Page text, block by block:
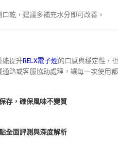
乾，建議多補充水分即可改善。
能提升RELX電子煙的口感與穩定性，
路或客服協助處理，讓每一次使用
存，確保風味不變質
全面評測與深度解析